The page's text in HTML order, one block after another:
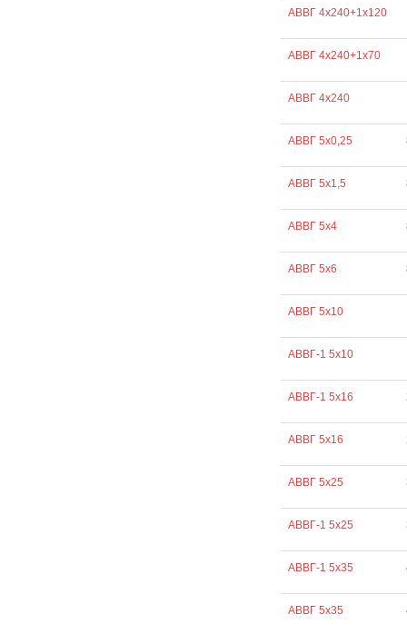
АВВГ 4х240+1х120
АВВГ 4х240+1х70
АВВГ 4х240
АВВГ 5х0,25
АВВГ 5х1,5
АВВГ 5х4
АВВГ 5х6
АВВГ 5х10
АВВГ-1 5х10
АВВГ-1 5х16
АВВГ 5х16
АВВГ 5х25
АВВГ-1 5х25
АВВГ-1 5х35
АВВГ 5х35